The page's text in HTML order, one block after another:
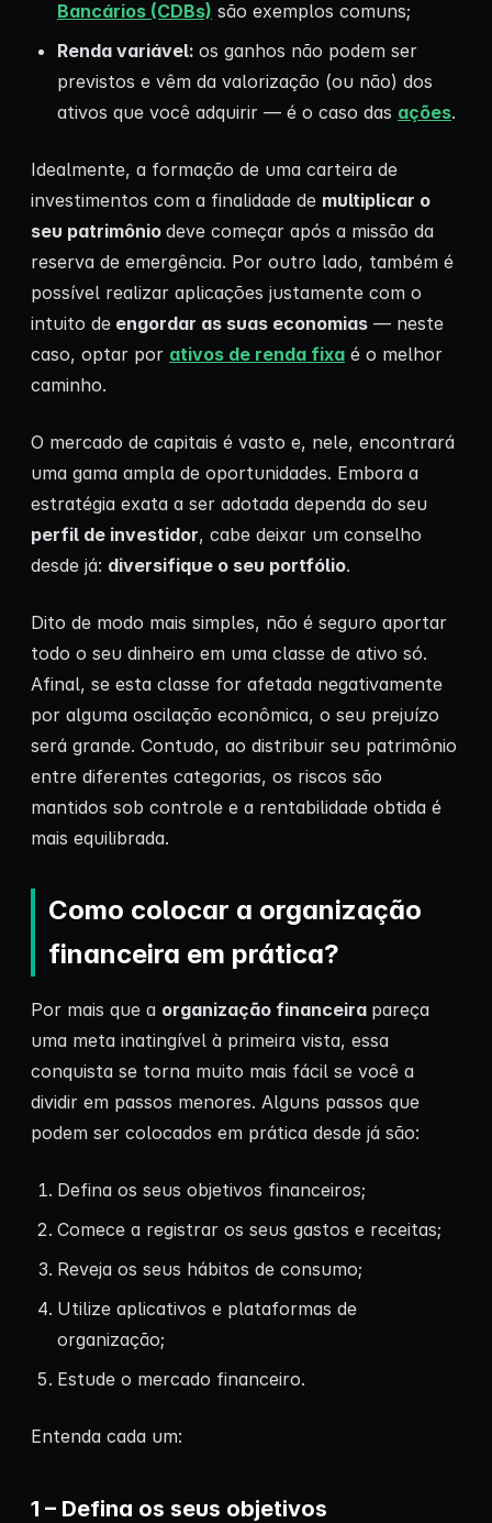
Bancários (CDBs) são exemplos comuns;
Renda variável: os ganhos não podem ser
previstos e vêm da valorização (ou não) dos
ativos que você adquirir — é o caso das ações.
Idealmente, a formação de uma carteira de
investimentos com a finalidade de multiplicar o
seu patrimônio deve começar após a missão da
reserva de emergência. Por outro lado, também é
possível realizar aplicações justamente com o
intuito de engordar as suas economias — neste
caso, optar por ativos de renda fixa é o melhor
caminho.
O mercado de capitais é vasto e, nele, encontrará
uma gama ampla de oportunidades. Embora a
estratégia exata a ser adotada dependa do seu
perfil de investidor, cabe deixar um conselho
desde já: diversifique o seu portfólio.
Dito de modo mais simples, não é seguro aportar
todo o seu dinheiro em uma classe de ativo só.
Afinal, se esta classe for afetada negativamente
por alguma oscilação econômica, o seu prejuízo
será grande. Contudo, ao distribuir seu patrimônio
entre diferentes categorias, os riscos são
mantidos sob controle e a rentabilidade obtida é
mais equilibrada.
Como colocar a organização
financeira em prática?
Por mais que a organização financeira pareça
uma meta inatingível à primeira vista, essa
conquista se torna muito mais fácil se você a
dividir em passos menores. Alguns passos que
podem ser colocados em prática desde já são:
Defina os seus objetivos financeiros;
Comece a registrar os seus gastos e receitas;
Reveja os seus hábitos de consumo;
Utilize aplicativos e plataformas de
organização;
Estude o mercado financeiro.
Entenda cada um:
1 – Defina os seus objetivos